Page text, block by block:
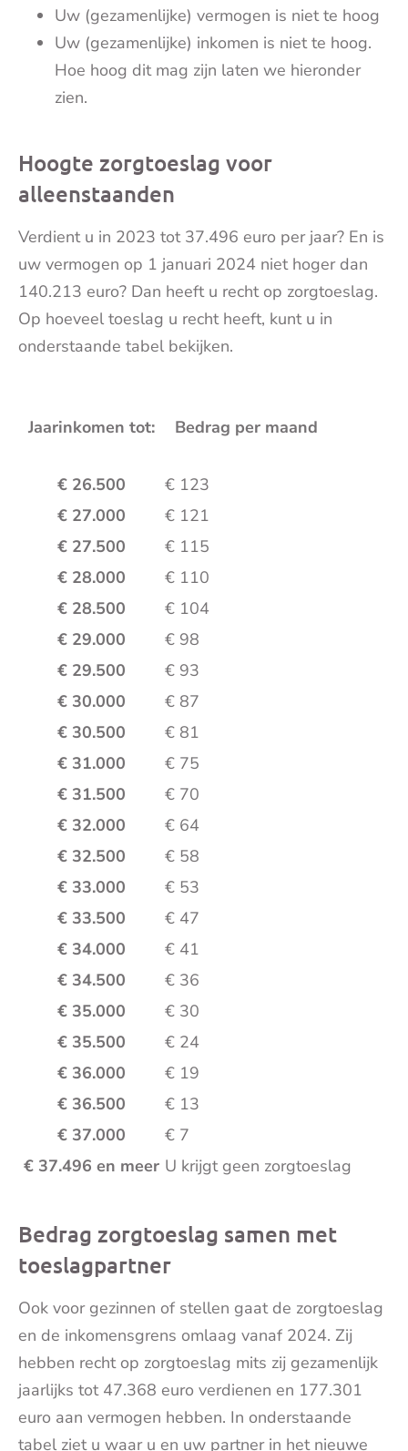
Uw (gezamenlijke) vermogen is niet te hoog
Uw (gezamenlijke) inkomen is niet te hoog.
Hoe hoog dit mag zijn laten we hieronder
zien.
Hoogte zorgtoeslag voor
alleenstaanden
Verdient u in 2023 tot 37.496 euro per jaar? En is
uw vermogen op 1 januari 2024 niet hoger dan
140.213 euro? Dan heeft u recht op zorgtoeslag.
Op hoeveel toeslag u recht heeft, kunt u in
onderstaande tabel bekijken.
Jaarinkomen tot: Bedrag per maand
€ 26.500
€ 123
€ 27.000
€ 121
€ 27.500
€ 115
€ 28.000
€ 110
€ 28.500
€ 104
€ 29.000
€ 98
€ 29.500
€ 93
€ 30.000
€ 87
€ 30.500
€ 81
€ 31.000
€ 75
€ 31.500
€ 70
€ 32.000
€ 64
€ 32.500
€ 58
€ 33.000
€ 53
€ 33.500
€ 47
€ 34.000
€ 41
€ 34.500
€ 36
€ 35.000
€ 30
€ 35.500
€ 24
€ 36.000
€ 19
€ 36.500
€ 13
€ 37.000
€ 7
€ 37.496 en meer U krijgt geen zorgtoeslag
Bedrag zorgtoeslag samen met
toeslagpartner
Ook voor gezinnen of stellen gaat de zorgtoeslag
en de inkomensgrens omlaag vanaf 2024. Zij
hebben recht op zorgtoeslag mits zij gezamenlijk
jaarlijks tot 47.368 euro verdienen en 177.301
euro aan vermogen hebben. In onderstaande
tabel ziet u waar u en uw partner in het nieuwe